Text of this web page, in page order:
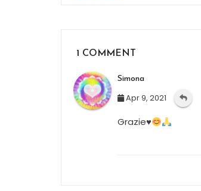
1 COMMENT
Simona
Apr 9, 2021
Grazie♥️